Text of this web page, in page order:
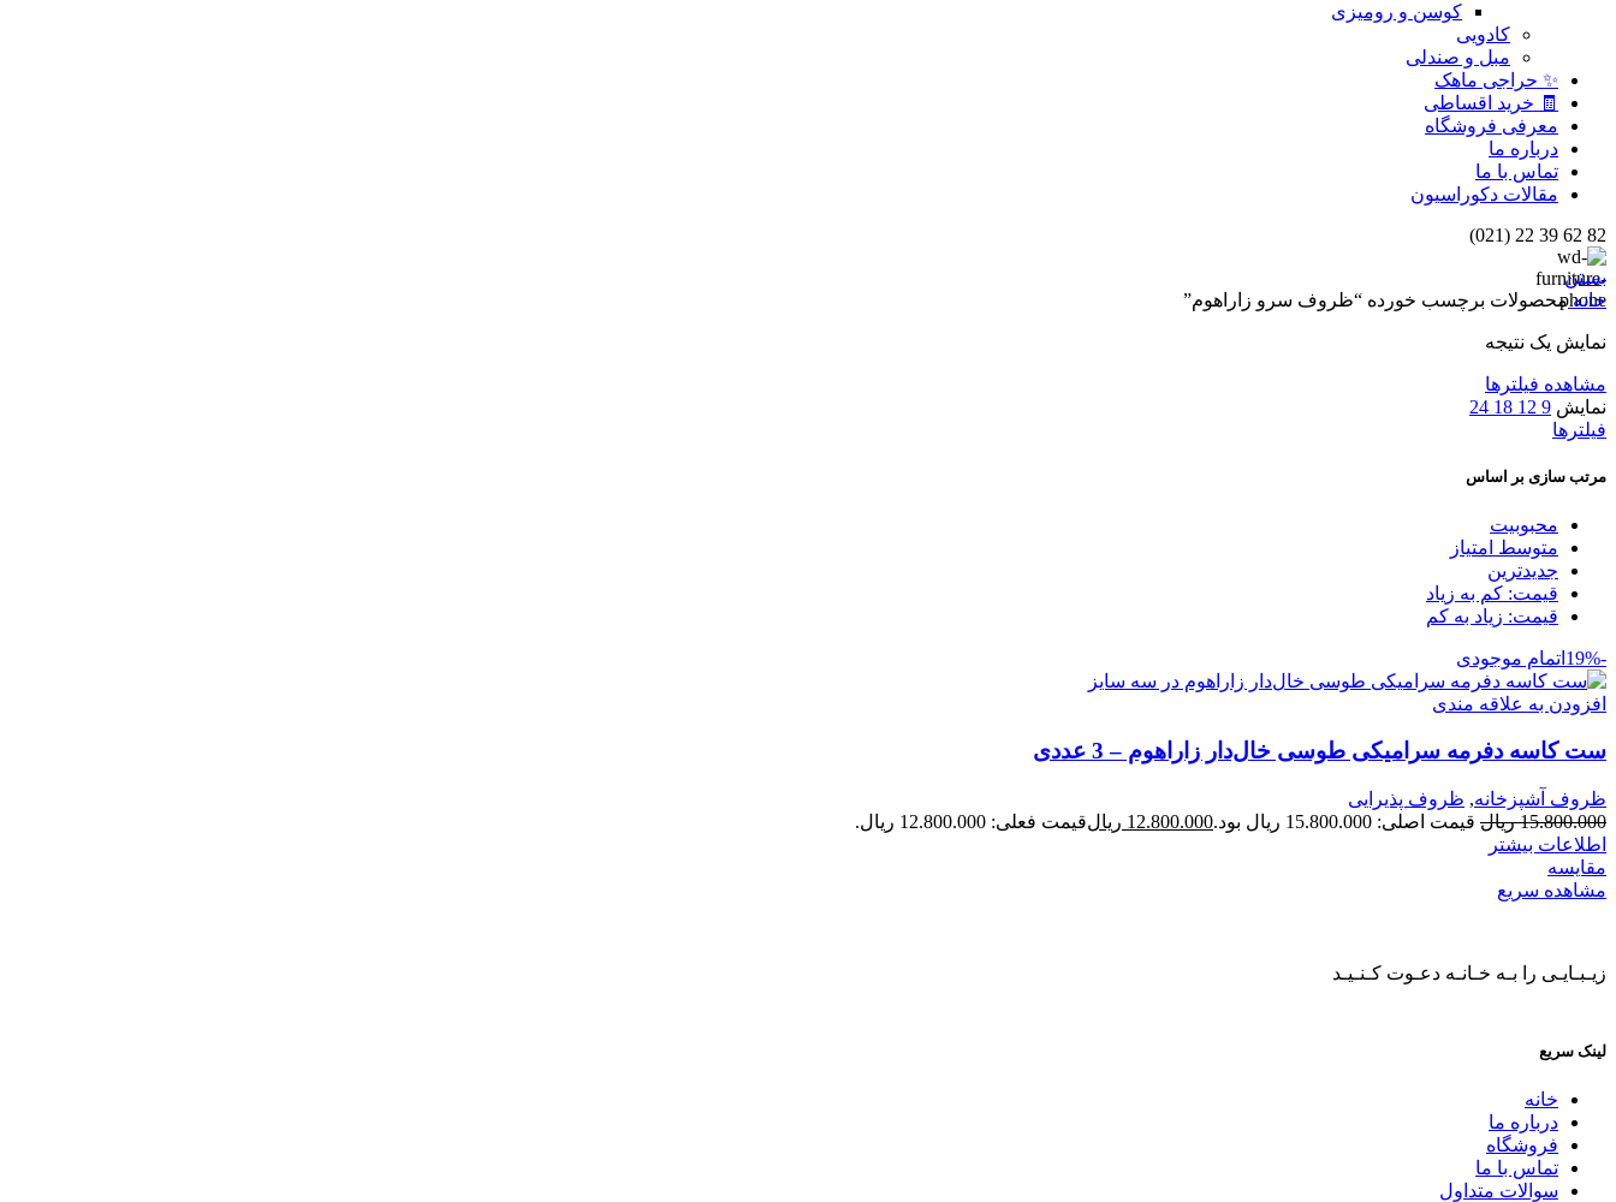
کوسن و رومیزی
کادویی
مبل و صندلی
✨ حراجی ماهک
🧾 خرید اقساطی
معرفی فروشگاه
درباره ما
تماس با ما
مقالات دکوراسیون
82 62 39 22 (021)
بستن
خانهمحصولات برچسب خورده “ظروف سرو زاراهوم”
نمایش یک نتیجه
مشاهده فیلترها
نمایش 9
12
18
24
فیلترها
مرتب سازی بر اساس
محبوبیت
متوسط امتیاز
جدیدترین
قیمت: کم به زیاد
قیمت: زیاد به کم
-19% اتمام موجودی
افزودن به علاقه مندی
ست کاسه دفرمه سرامیکی طوسی خال‌دار زاراهوم – 3 عددی
ظروف آشپزخانه, ظروف پذیرایی
15.800.000 ریال قیمت اصلی: 15.800.000 ریال بود. 12.800.000 ریالقیمت فعلی: 12.800.000 ریال.
اطلاعات بیشتر
مقایسه
مشاهده سریع
زیـبـایـی را بـه خـانـه دعـوت کـنـیـد
لینک سریع
خانه
درباره ما
فروشگاه
تماس با ما
سوالات متداول